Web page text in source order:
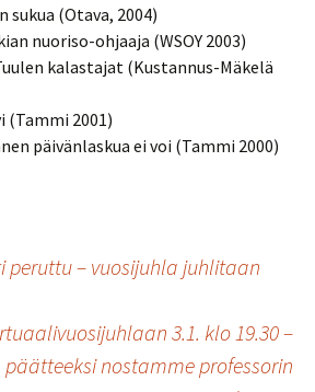
sukua (Otava, 2004)
nuoriso-ohjaaja (WSOY 2003)
kalastajat (Kustannus-Mäkelä
(Tammi 2001)
päivänlaskua ei voi (Tammi 2000)
peruttu – vuosijuhla juhlitaan
3.1. klo 19.30 –
nostamme professorin